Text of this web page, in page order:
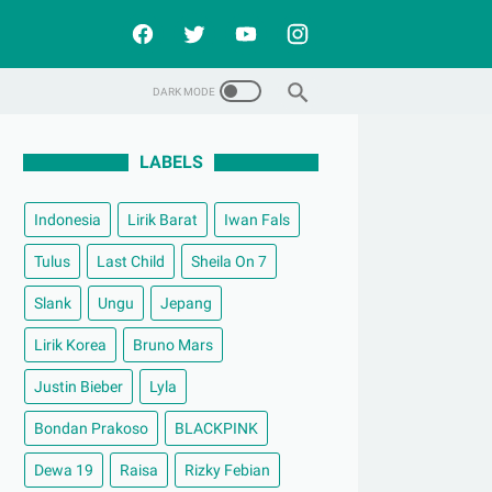
LABELS
Indonesia Lirik Barat Iwan Fals
Tulus Last Child Sheila On 7
Slank Ungu Jepang
Lirik Korea Bruno Mars
Justin Bieber Lyla
Bondan Prakoso BLACKPINK
Dewa 19 Raisa Rizky Febian